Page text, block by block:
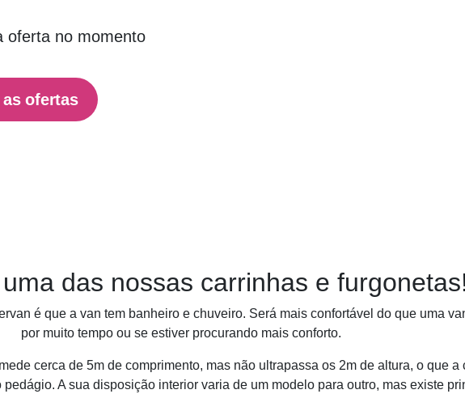
oferta no momento
as ofertas
das nossas carrinhas e furgonetas!
é que a van tem banheiro e chuveiro. Será mais confortável do que uma
por muito tempo ou se estiver procurando mais conforto.
cerca de 5m de comprimento, mas não ultrapassa os 2m de altura, o que
A sua disposição interior varia de um modelo para outro, mas existe